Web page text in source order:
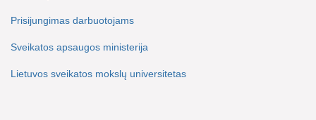
Prisijungimas darbuotojams
Sveikatos apsaugos ministerija
Lietuvos sveikatos mokslų universitetas